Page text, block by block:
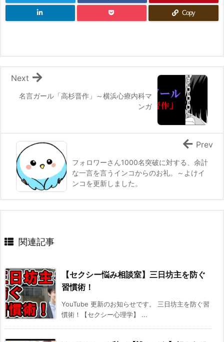
Copy
名言ガール「高杉晋作」～横浜心療内科マ
ンガ
Next
フォロワーさん1000名突破に対する、余計
な一言を言うインコからのお礼。～よけイ
ンコを更新しました。
Prev
関連記事
【セクシー悩み相談室】三日坊主を防ぐ
習慣術！
YouTube 更新のお知らせです。 三日坊主を防ぐ習
慣術！【セクシー心理学】 ...